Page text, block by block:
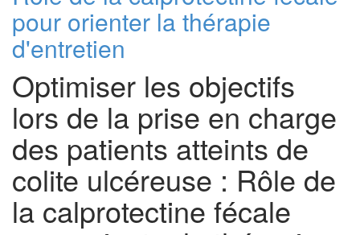
c
i
e
u
c
pour orienter la thérapie
d'entretien
Optimiser les objectifs
lors de la prise en charge
des patients atteints de
colite ulcéreuse : Rôle de
la calprotectine fécale